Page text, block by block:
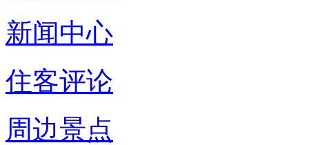
新闻中心
住客评论
周边景点